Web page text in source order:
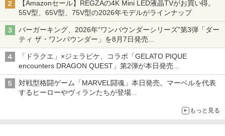
【Amazonセール】REGZAの4K Mini LED液晶TVがお買い得。
55V型、65V型、75V型の2026年モデルがラインナップ
バーガーキング、2026年“ワンパウンダーシリーズ”第3弾「ダー
ティ ザ・ワンパウンダー」を8月7日発売
「特製ガーリックマヨソース」を使用した超大型チーズバーガー
「ドラクエ」×ジェラピケ、コラボ「GELATO PIQUE
encounters DRAGON QUEST」第2弾が本日発売
アイスカップに入ったスライムやわたぼう、ベビーサタンなどが
オリジナルアートで登場
対戦型格闘ゲーム「MARVEL闘魂」本日発売。マーベルを代表
するヒーローやヴィランたちが登場
もっと見る